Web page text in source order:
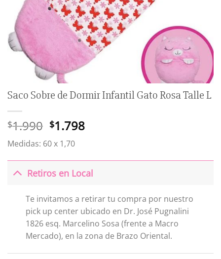
Saco Sobre de Dormir Infantil Gato Rosa Talle L
$1.990 El
precio
original
era:
$1.990.
$1.798El
es:
$1.798.
Medidas: 60 x 1,70
Retiros en Local
Te invitamos a retirar tu compra por nuestro
pick up center ubicado en Dr. José Pugnalini
1826 esq. Marcelino Sosa (frente a Macro
Mercado), en la zona de Brazo Oriental.